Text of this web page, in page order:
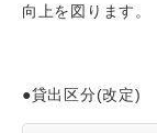
向上を図ります。
●貸出区分(改定)